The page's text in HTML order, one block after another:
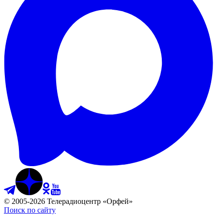
© 2005-2026 Телерадиоцентр «Орфей»
Поиск по сайту